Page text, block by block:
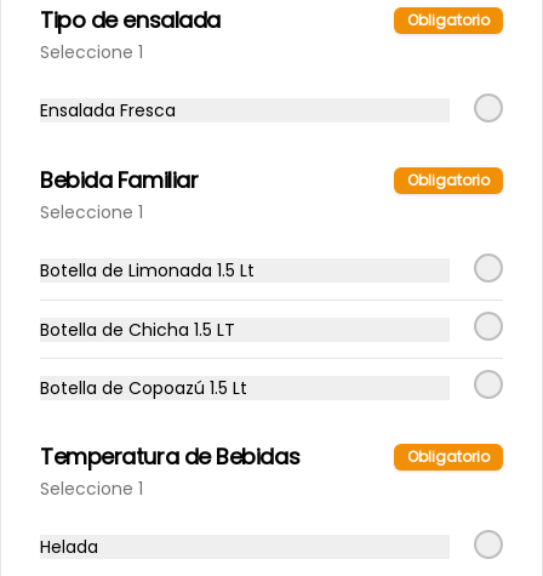
Conócenos
Catering
Reservas
Tipo de ensalada Obligatorio
Seleccione 1
Ensalada Fresca
Bebida Familiar Obligatorio
Seleccione 1
Botella de Limonada 1.5 Lt
Botella de Chicha 1.5 LT
Botella de Copoazú 1.5 Lt
Temperatura de Bebidas Obligatorio
Seleccione 1
Helada